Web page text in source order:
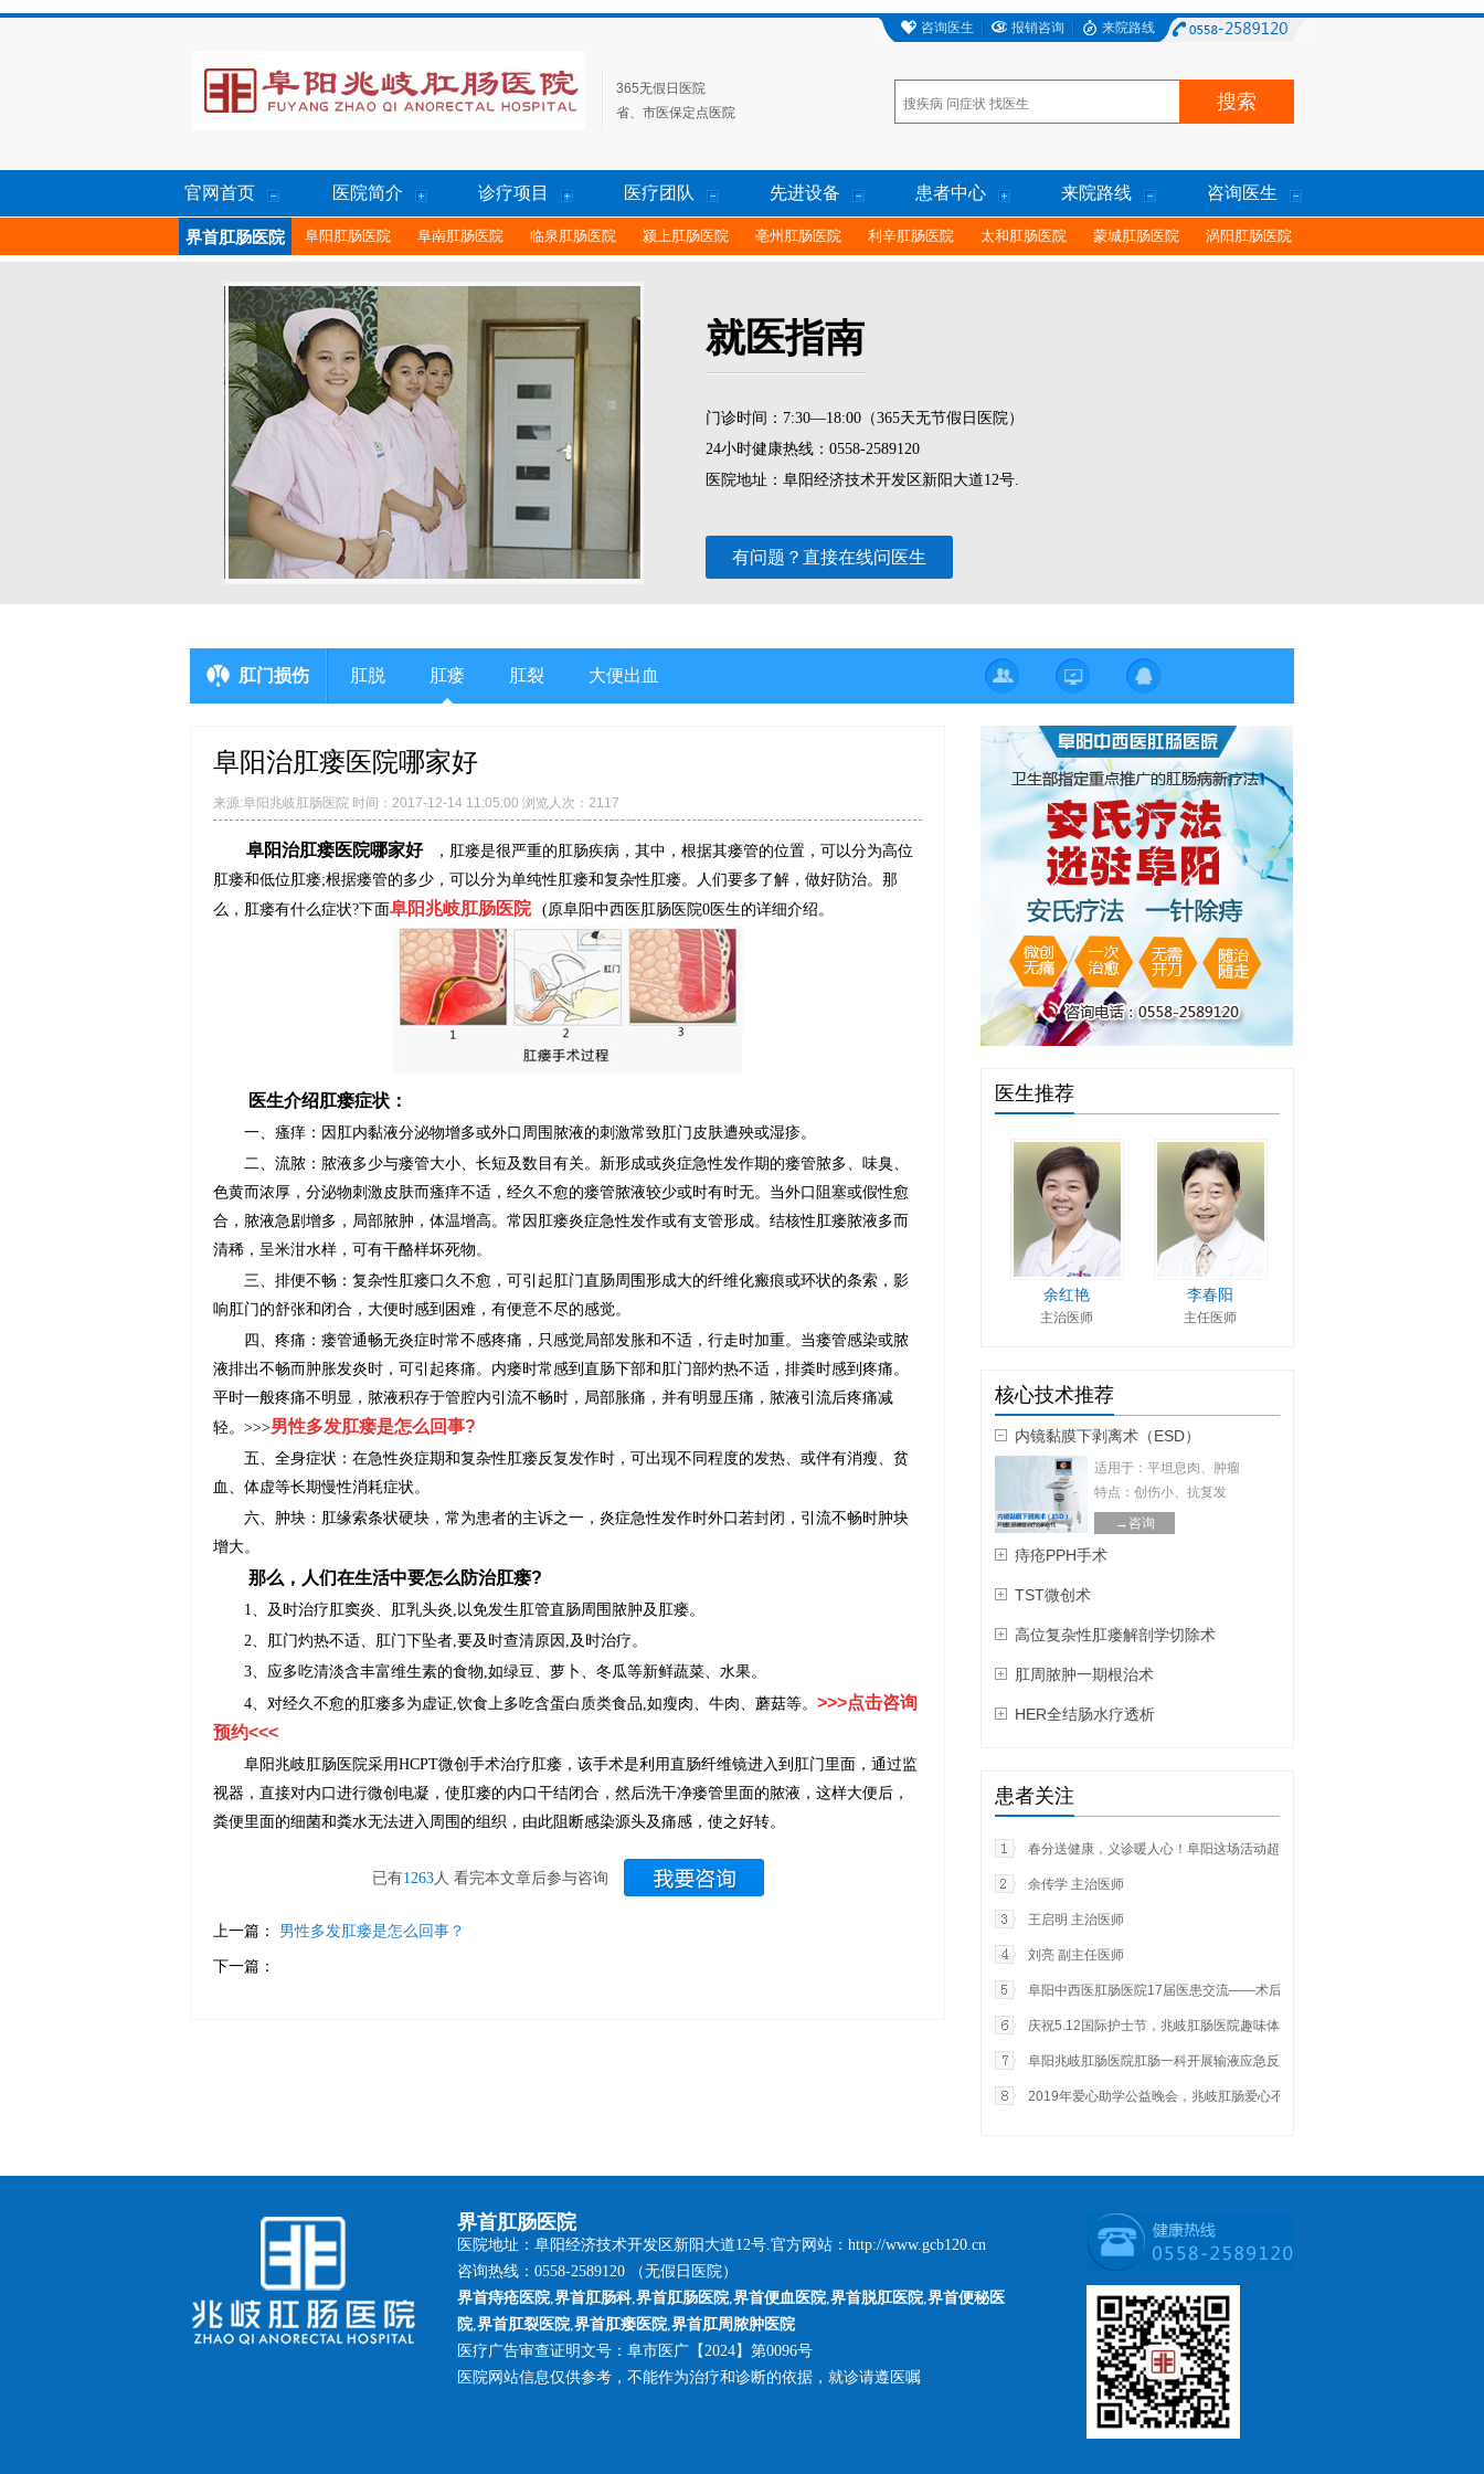
365无假日医院
省、市医保定点医院
咨询医生 报销咨询 来院路线
官网首页 医院简介 诊疗项目 医疗团队 先进设备 患者中心 来院路线 咨询医生
界首肛肠医院 阜阳肛肠医院 阜南肛肠医院 临泉肛肠医院 颍上肛肠医院 亳州肛肠医院 利辛肛肠医院 太和肛肠医院 蒙城肛肠医院 涡阳肛肠医院
就医指南
门诊时间：7:30—18:00（365天无节假日医院）
24小时健康热线：0558-2589120
医院地址：阜阳经济技术开发区新阳大道12号.
有问题？直接在线问医生
肛门损伤 肛脱 肛瘘 肛裂 大便出血
阜阳治肛瘘医院哪家好
来源:阜阳兆岐肛肠医院 时间：2017-12-14 11:05:00 浏览人次：2117
阜阳治肛瘘医院哪家好
，肛瘘是很严重的肛肠疾病，其中，根据其瘘管的位置，可以分为高位
肛瘘和低位肛瘘;根据瘘管的多少，可以分为单纯性肛瘘和复杂性肛瘘。人们要多了解，做好防治。那
么，肛瘘有什么症状?下面阜阳兆岐肛肠医院 (原阜阳中西医肛肠医院0医生的详细介绍。
医生介绍肛瘘症状：
一、瘙痒：因肛内黏液分泌物增多或外口周围脓液的刺激常致肛门皮肤遭殃或湿疹。
二、流脓：脓液多少与瘘管大小、长短及数目有关。新形成或炎症急性发作期的瘘管脓多、味臭、
色黄而浓厚，分泌物刺激皮肤而瘙痒不适，经久不愈的瘘管脓液较少或时有时无。当外口阻塞或假性愈
合，脓液急剧增多，局部脓肿，体温增高。常因肛瘘炎症急性发作或有支管形成。结核性肛瘘脓液多而
清稀，呈米泔水样，可有干酪样坏死物。
三、排便不畅：复杂性肛瘘口久不愈，可引起肛门直肠周围形成大的纤维化瘢痕或环状的条索，影
响肛门的舒张和闭合，大便时感到困难，有便意不尽的感觉。
四、疼痛：瘘管通畅无炎症时常不感疼痛，只感觉局部发胀和不适，行走时加重。当瘘管感染或脓
液排出不畅而肿胀发炎时，可引起疼痛。内瘘时常感到直肠下部和肛门部灼热不适，排粪时感到疼痛。
平时一般疼痛不明显，脓液积存于管腔内引流不畅时，局部胀痛，并有明显压痛，脓液引流后疼痛减
轻。>>>男性多发肛瘘是怎么回事?
五、全身症状：在急性炎症期和复杂性肛瘘反复发作时，可出现不同程度的发热、或伴有消瘦、贫
血、体虚等长期慢性消耗症状。
六、肿块：肛缘索条状硬块，常为患者的主诉之一，炎症急性发作时外口若封闭，引流不畅时肿块
增大。
那么，人们在生活中要怎么防治肛瘘?
1、及时治疗肛窦炎、肛乳头炎,以免发生肛管直肠周围脓肿及肛瘘。
2、肛门灼热不适、肛门下坠者,要及时查清原因,及时治疗。
3、应多吃清淡含丰富维生素的食物,如绿豆、萝卜、冬瓜等新鲜蔬菜、水果。
4、对经久不愈的肛瘘多为虚证,饮食上多吃含蛋白质类食品,如瘦肉、牛肉、蘑菇等。 >>>点击咨询
预约<<<
阜阳兆岐肛肠医院采用HCPT微创手术治疗肛瘘，该手术是利用直肠纤维镜进入到肛门里面，通过监
视器，直接对内口进行微创电凝，使肛瘘的内口干结闭合，然后洗干净瘘管里面的脓液，这样大便后，
粪便里面的细菌和粪水无法进入周围的组织，由此阻断感染源头及痛感，使之好转。
已有1263人 看完本文章后参与咨询
上一篇：
男性多发肛瘘是怎么回事？
下一篇：
医生推荐
余红艳
主治医师
李春阳
主任医师
核心技术推荐
内镜黏膜下剥离术（ESD）
适用于：平坦息肉、肿瘤
特点：创伤小、抗复发
→咨询
痔疮PPH手术
TST微创术
高位复杂性肛瘘解剖学切除术
肛周脓肿一期根治术
HER全结肠水疗透析
患者关注
春分送健康，义诊暖人心！阜阳这场活动超有爱
余传学 主治医师
王启明 主治医师
刘亮 副主任医师
阜阳中西医肛肠医院17届医患交流——术后常见问题
庆祝5.12国际护士节，兆岐肛肠医院趣味体育比赛…
阜阳兆岐肛肠医院肛肠一科开展输液应急反应急救演练
2019年爱心助学公益晚会，兆岐肛肠爱心不停步
界首肛肠医院
医院地址：阜阳经济技术开发区新阳大道12号.官方网站：http://www.gcb120.cn
咨询热线：0558-2589120 （无假日医院）
界首痔疮医院,界首肛肠科,界首肛肠医院,界首便血医院,界首脱肛医院,界首便秘医
院,界首肛裂医院,界首肛瘘医院,界首肛周脓肿医院
医疗广告审查证明文号：阜市医广【2024】第0096号
医院网站信息仅供参考，不能作为治疗和诊断的依据，就诊请遵医嘱